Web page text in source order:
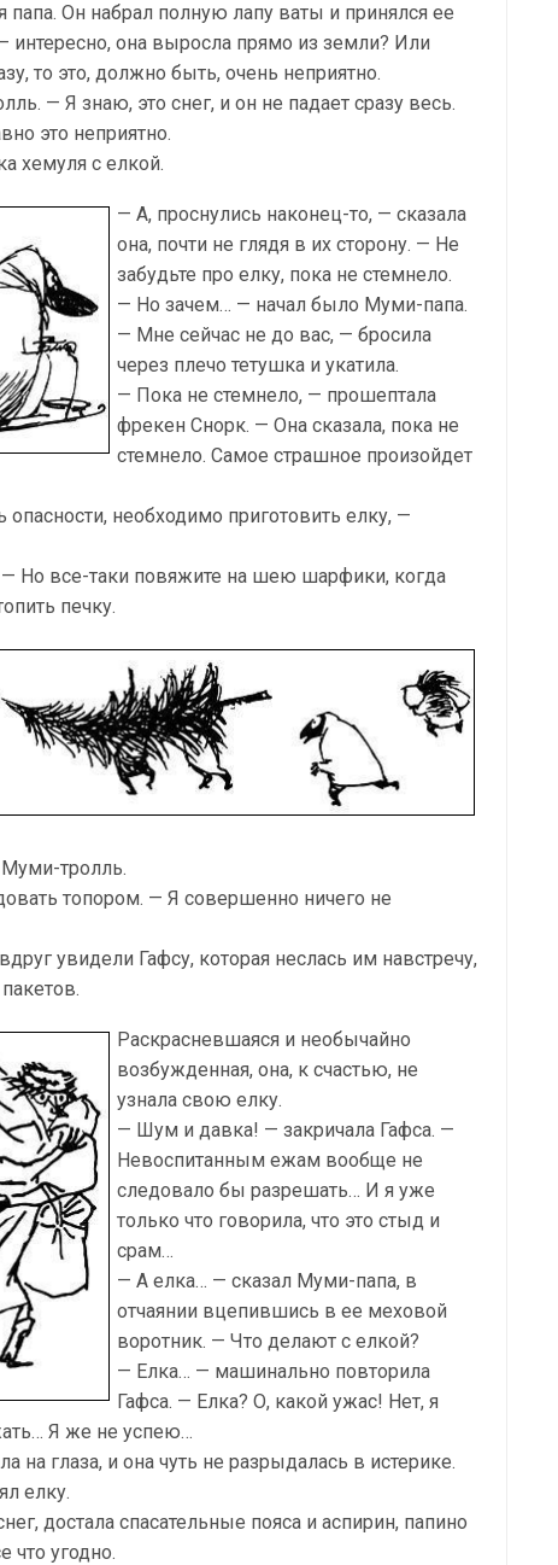
Он набрал полную лапу ваты и принялся ее
интересно, она выросла прямо из земли? Или
то это, должно быть, очень неприятно.
— Я знаю, это снег, и он не падает сразу весь.
это неприятно.
хемуля с елкой.
— А, проснулись наконец-то, — сказала
она, почти не глядя в их сторону. — Не
забудьте про елку, пока не стемнело.
— Но зачем… — начал было Муми-папа.
— Мне сейчас не до вас, — бросила
через плечо тетушка и укатила.
— Пока не стемнело, — прошептала
фрекен Снорк. — Она сказала, пока не
стемнело. Самое страшное произойдет
необходимо приготовить елку, —
Но все-таки повяжите на шею шарфики, когда
печку.
Муми-тролль.
топором. — Я совершенно ничего не
увидели Гафсу, которая неслась им навстречу,
Раскрасневшаяся и необычайно
возбужденная, она, к счастью, не
узнала свою елку.
— Шум и давка! — закричала Гафса. —
Невоспитанным ежам вообще не
следовало бы разрешать… И я уже
только что говорила, что это стыд и
срам…
— А елка… — сказал Муми-папа, в
отчаянии вцепившись в ее меховой
воротник. — Что делают с елкой?
— Елка… — машинально повторила
Гафса. — Елка? О, какой ужас! Нет, я
Я же не успею…
на глаза, и она чуть не разрыдалась в истерике.
елку.
достала спасательные пояса и аспирин, папино
что угодно.